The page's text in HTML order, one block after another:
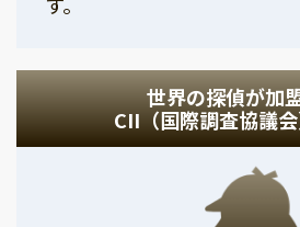
世界の探偵が加
CII（国際調査協議